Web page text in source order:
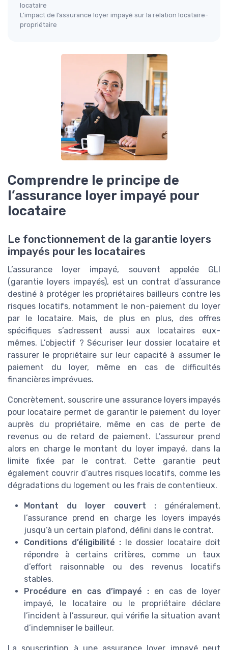
locataire
L’impact de l’assurance loyer impayé sur la relation locataire-
propriétaire
Comprendre le principe de
l’assurance loyer impayé pour
locataire
Le fonctionnement de la garantie loyers
impayés pour les locataires
L’assurance loyer impayé, souvent appelée GLI
(garantie loyers impayés), est un contrat d’assurance
destiné à protéger les propriétaires bailleurs contre les
risques locatifs, notamment le non-paiement du loyer
par le locataire. Mais, de plus en plus, des offres
spécifiques s’adressent aussi aux locataires eux-
mêmes. L’objectif ? Sécuriser leur dossier locataire et
rassurer le propriétaire sur leur capacité à assumer le
paiement du loyer, même en cas de difficultés
financières imprévues.
Concrètement, souscrire une assurance loyers impayés
pour locataire permet de garantir le paiement du loyer
auprès du propriétaire, même en cas de perte de
revenus ou de retard de paiement. L’assureur prend
alors en charge le montant du loyer impayé, dans la
limite fixée par le contrat. Cette garantie peut
également couvrir d’autres risques locatifs, comme les
dégradations du logement ou les frais de contentieux.
Montant du loyer couvert :généralement,
l’assurance prend en charge les loyers impayés
jusqu’à un certain plafond, défini dans le contrat.
Conditions d’éligibilité : le dossier locataire doit
répondre à certains critères, comme un taux
d’effort raisonnable ou des revenus locatifs
stables.
Procédure en cas d’impayé : en cas de loyer
impayé, le locataire ou le propriétaire déclare
l’incident à l’assureur, qui vérifie la situation avant
d’indemniser le bailleur.